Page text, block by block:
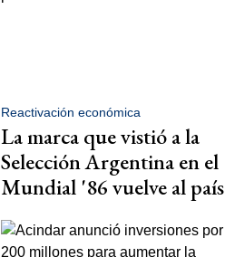
Reactivación económica
La marca que vistió a la
Selección Argentina en el
Mundial '86 vuelve al país